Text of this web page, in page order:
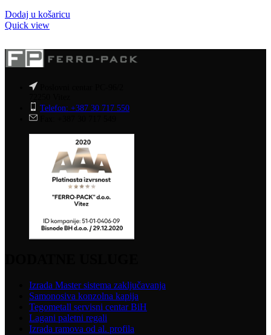
Dodaj u košaricu
Quick view
Telefon: +387 30 717 550
Izrada Master sistema zaključavanja
Samonosiva konzolna kapija
Tegometall servisni centar BiH
Lagani paletni regali
Izrada ramova od al. profila